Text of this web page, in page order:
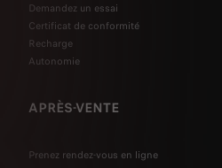
Demandez un essai
Certificat de conformité
Recharge
Autonomie
APRÈS-VENTE
Prenez rendez-vous en ligne